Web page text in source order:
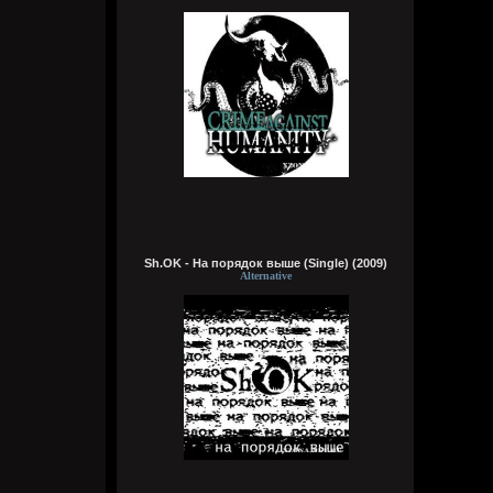
делать, тем более без денег, жду звонка
по работе. Было бы много денег, я бы на
авто путешествовал по стране и
странам снг, но мечтать не вредно
Заработаю, куплю ноут игровой, а то
играть на телефоне уже не во что, да и
не то. Буду тянкой бегать анимешной и
всем пизды давать, как и мечтал
Wirtuozik
свои интересы) помимо эмодрисни, пива
литрами за вечер и задротства в
Wirtuozik
4 августа 2026
хочу в казахстан
Wirtuozik
4 августа 2026
Sh.OK - На порядок выше (Single) (2009)
Alternative